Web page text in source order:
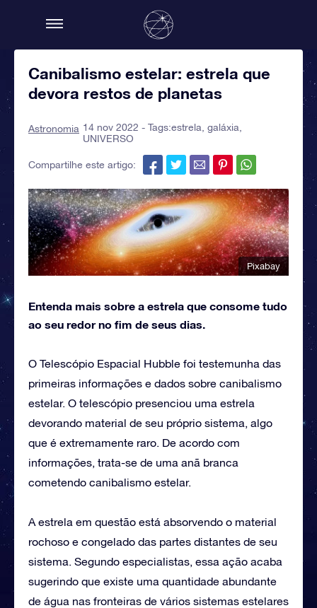
Canibalismo estelar: estrela que
devora restos de planetas
Astronomia 14 nov 2022 - Tags:estrela galáxia
UNIVERSO
Compartilhe este artigo:
Pixabay
Entenda mais sobre a estrela que consome tudo
ao seu redor no fim de seus dias.
O Telescópio Espacial Hubble foi testemunha das
primeiras informações e dados sobre canibalismo
estelar. O telescópio presenciou uma estrela
devorando material de seu próprio sistema, algo
que é extremamente raro. De acordo com
informações, trata-se de uma anã branca
cometendo canibalismo estelar.
A estrela em questão está absorvendo o material
rochoso e congelado das partes distantes de seu
sistema. Segundo especialistas, essa ação acaba
sugerindo que existe uma quantidade abundante
de água nas fronteiras de vários sistemas estelares